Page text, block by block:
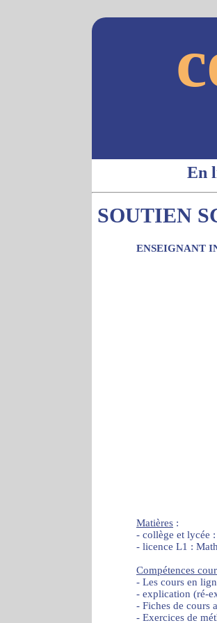
En
SOUTIEN
ENSEIGNANT
Matières :
- collège et lycée
- licence L1 :
Compétences
- Les cours en
- explication (ré-
- Fiches de cours
- Exercices de